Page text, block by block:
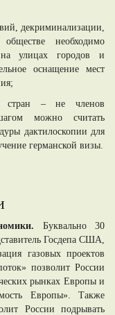
декриминализации,
необходимо
на улицах городов и
оснащение мест
стран – не членов
можно считать
дактилоскопии для
германской визы.
Буквально 30
Госдепа США,
газовых проектов
позволит России
рынках Европы и
Европы». Также
России подрывать